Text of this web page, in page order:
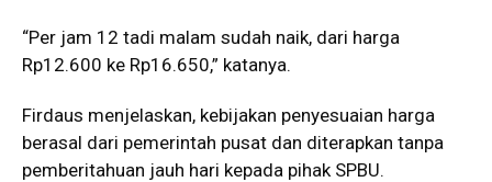
“Per jam 12 tadi malam sudah naik, dari harga
Rp12.600 ke Rp16.650,” katanya.
Firdaus menjelaskan, kebijakan penyesuaian harga
berasal dari pemerintah pusat dan diterapkan tanpa
pemberitahuan jauh hari kepada pihak SPBU.